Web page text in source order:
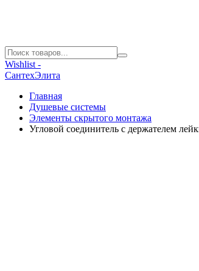
Wishlist -
СантехЭлита
Главная
Душевые системы
Элементы скрытого монтажа
Угловой соединитель с держателем